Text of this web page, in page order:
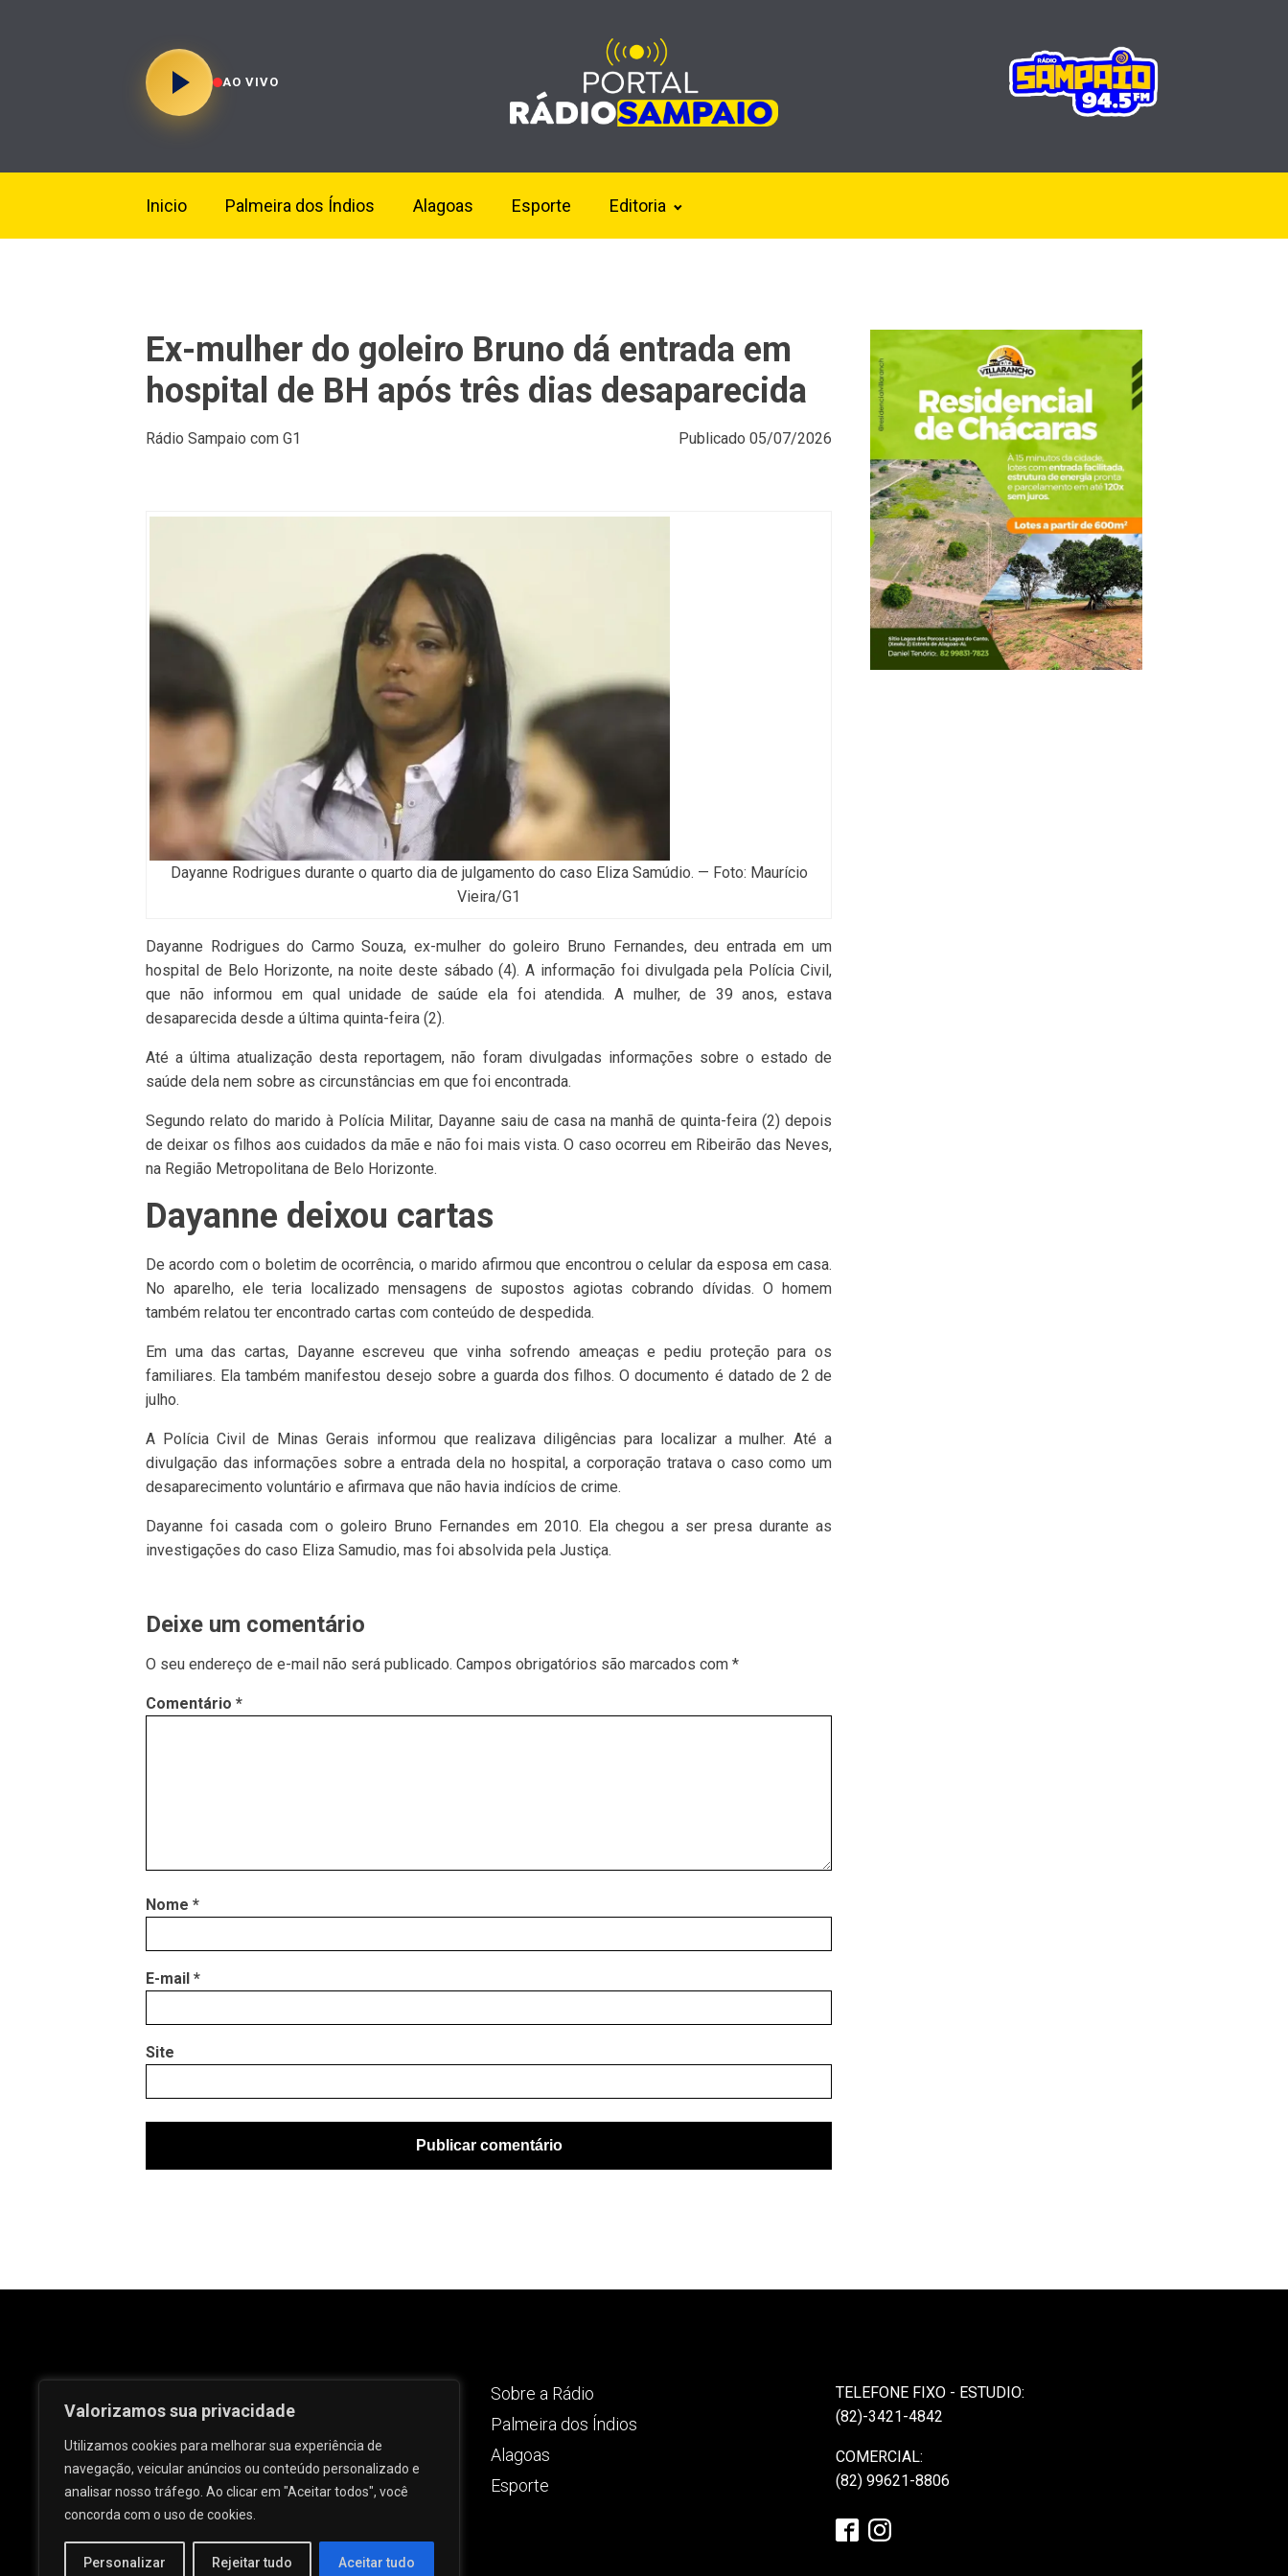
Valorizamos sua privacidade
Utilizamos cookies para melhorar sua experiência de
navegação, veicular anúncios ou conteúdo personalizado e
analisar nosso tráfego. Ao clicar em "Aceitar todos", você
concorda com o uso de cookies.
Personalizar Rejeitar tudo Aceitar tudo
AO VIVO
Inicio Palmeira dos Índios Alagoas Esporte Editoria
Ex-mulher do goleiro Bruno dá entrada em
hospital de BH após três dias desaparecida
Rádio Sampaio com G1 Publicado 05/07/2026
Dayanne Rodrigues durante o quarto dia de julgamento do caso Eliza Samúdio. — Foto: Maurício
Vieira/G1
Dayanne Rodrigues do Carmo Souza, ex-mulher do goleiro Bruno Fernandes, deu entrada em um
hospital de Belo Horizonte, na noite deste sábado (4). A informação foi divulgada pela Polícia Civil,
que não informou em qual unidade de saúde ela foi atendida. A mulher, de 39 anos, estava
desaparecida desde a última quinta-feira (2).
Até a última atualização desta reportagem, não foram divulgadas informações sobre o estado de
saúde dela nem sobre as circunstâncias em que foi encontrada.
Segundo relato do marido à Polícia Militar, Dayanne saiu de casa na manhã de quinta-feira (2) depois
de deixar os filhos aos cuidados da mãe e não foi mais vista. O caso ocorreu em Ribeirão das Neves,
na Região Metropolitana de Belo Horizonte.
Dayanne deixou cartas
De acordo com o boletim de ocorrência, o marido afirmou que encontrou o celular da esposa em casa.
No aparelho, ele teria localizado mensagens de supostos agiotas cobrando dívidas. O homem
também relatou ter encontrado cartas com conteúdo de despedida.
Em uma das cartas, Dayanne escreveu que vinha sofrendo ameaças e pediu proteção para os
familiares. Ela também manifestou desejo sobre a guarda dos filhos. O documento é datado de 2 de
julho.
A Polícia Civil de Minas Gerais informou que realizava diligências para localizar a mulher. Até a
divulgação das informações sobre a entrada dela no hospital, a corporação tratava o caso como um
desaparecimento voluntário e afirmava que não havia indícios de crime.
Dayanne foi casada com o goleiro Bruno Fernandes em 2010. Ela chegou a ser presa durante as
investigações do caso Eliza Samudio, mas foi absolvida pela Justiça.
Deixe um comentário
O seu endereço de e-mail não será publicado. Campos obrigatórios são marcados com *
Comentário *
Nome *
E-mail *
Site
Rua José e Maria Passos, nº 25 - Centro -
Palmeira dos Índios - AL.
Sobre a Rádio
Palmeira dos Índios
Alagoas
Esporte
TELEFONE FIXO - ESTUDIO:
(82)-3421-4842
COMERCIAL:
(82) 99621-8806